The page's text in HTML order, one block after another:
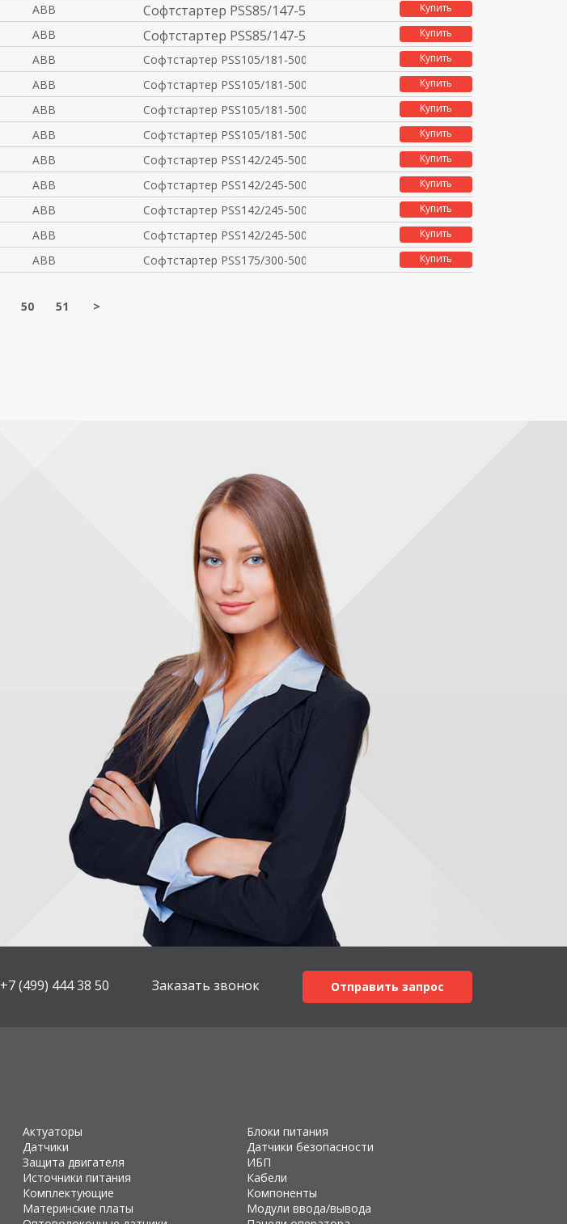
ABB Софтстартер PSS85/147-500FC Купить
ABB Софтстартер PSS85/147-500LC Купить
ABB Софтстартер PSS105/181-500F 22 Купить
ABB Софтстартер PSS105/181-500L 22 Купить
ABB Софтстартер PSS105/181-500FC 2 Купить
ABB Софтстартер PSS105/181-500LC 2 Купить
ABB Софтстартер PSS142/245-500F 22 Купить
ABB Софтстартер PSS142/245-500L 22 Купить
ABB Софтстартер PSS142/245-500FC 2 Купить
ABB Софтстартер PSS142/245-500LC 2 Купить
ABB Софтстартер PSS175/300-500F 22 Купить
50 51 >
+7 (499) 444 38 50 Заказать звонок Отправить запрос
Актуаторы
Блоки питания
Датчики
Датчики безопасности
Защита двигателя
ИБП
Источники питания
Кабели
Комплектующие
Компоненты
Материнские платы
Модули ввода/вывода